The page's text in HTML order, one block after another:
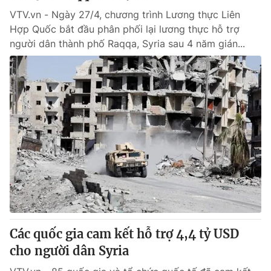
VTV.vn - Ngày 27/4, chương trình Lương thực Liên
Hợp Quốc bắt đầu phân phối lại lương thực hỗ trợ
người dân thành phố Raqqa, Syria sau 4 năm gián...
Các quốc gia cam kết hỗ trợ 4,4 tỷ USD
cho người dân Syria